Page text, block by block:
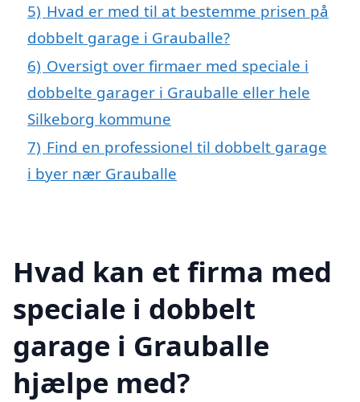
5) Hvad er med til at bestemme prisen på
dobbelt garage i Grauballe?
6) Oversigt over firmaer med speciale i
dobbelte garager i Grauballe eller hele
Silkeborg kommune
7) Find en professionel til dobbelt garage
i byer nær Grauballe
Hvad kan et firma med
speciale i dobbelt
garage i Grauballe
hjælpe med?